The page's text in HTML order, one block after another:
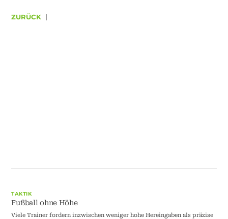
ZURÜCK |
TAKTIK
Fußball ohne Höhe
Viele Trainer fordern inzwischen weniger hohe Hereingaben als präzise